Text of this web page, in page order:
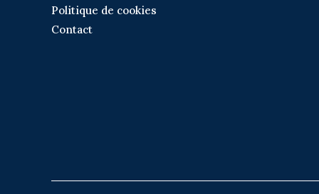
Politique de cookies
Contact